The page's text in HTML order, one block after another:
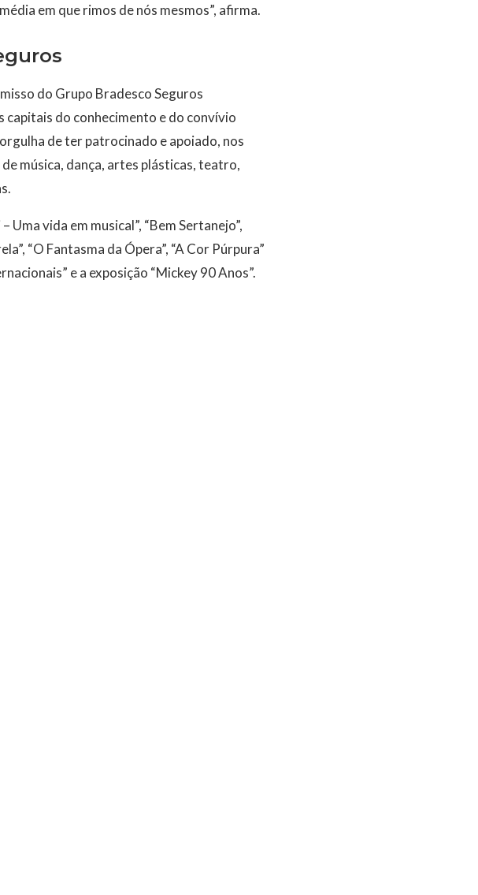
em que rimos de nós mesmos”, afirma.
do Grupo Bradesco Seguros
do conhecimento e do convívio
de ter patrocinado e apoiado, nos
música, dança, artes plásticas, teatro,
vida em musical”, “Bem Sertanejo”,
“O Fantasma da Ópera”, “A Cor Púrpura”
e a exposição “Mickey 90 Anos”.